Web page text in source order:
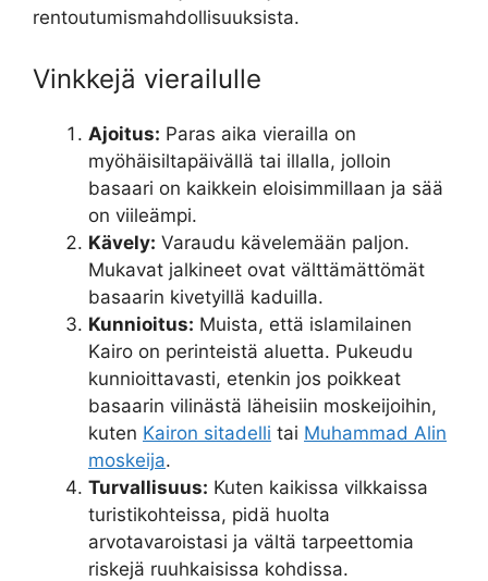
rentoutumismahdollisuuksista.
Vinkkejä vierailulle
Ajoitus: Paras aika vierailla on
myöhäisiltapäivällä tai illalla, jolloin
basaari on kaikkein eloisimmillaan ja sää
on viileämpi.
Kävely: Varaudu kävelemään paljon.
Mukavat jalkineet ovat välttämättömät
basaarin kivetyillä kaduilla.
Kunnioitus: Muista, että islamilainen
Kairo on perinteistä aluetta. Pukeudu
kunnioittavasti, etenkin jos poikkeat
basaarin vilinästä läheisiin moskeijoihin,
kuten Kairon sitadelli tai Muhammad Alin
moskeija.
Turvallisuus: Kuten kaikissa vilkkaissa
turistikohteissa, pidä huolta
arvotavaroistasi ja vältä tarpeettomia
riskejä ruuhkaisissa kohdissa.